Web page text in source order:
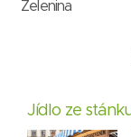
Zelenina
Jídlo ze